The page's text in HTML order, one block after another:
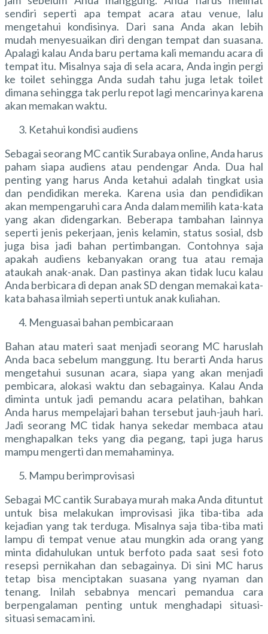
sendiri seperti apa tempat acara atau venue, lalu
mengetahui kondisinya. Dari sana Anda akan lebih
mudah menyesuaikan diri dengan tempat dan suasana.
Apalagi kalau Anda baru pertama kali memandu acara di
tempat itu. Misalnya saja di sela acara, Anda ingin pergi
ke toilet sehingga Anda sudah tahu juga letak toilet
dimana sehingga tak perlu repot lagi mencarinya karena
akan memakan waktu.
Ketahui kondisi audiens
Sebagai seorang MC cantik Surabaya online, Anda harus
paham siapa audiens atau pendengar Anda. Dua hal
penting yang harus Anda ketahui adalah tingkat usia
dan pendidikan mereka. Karena usia dan pendidikan
akan mempengaruhi cara Anda dalam memilih kata-kata
yang akan didengarkan. Beberapa tambahan lainnya
seperti jenis pekerjaan, jenis kelamin, status sosial, dsb
juga bisa jadi bahan pertimbangan. Contohnya saja
apakah audiens kebanyakan orang tua atau remaja
ataukah anak-anak. Dan pastinya akan tidak lucu kalau
Anda berbicara di depan anak SD dengan memakai kata-
kata bahasa ilmiah seperti untuk anak kuliahan.
Menguasai bahan pembicaraan
Bahan atau materi saat menjadi seorang MC haruslah
Anda baca sebelum manggung. Itu berarti Anda harus
mengetahui susunan acara, siapa yang akan menjadi
pembicara, alokasi waktu dan sebagainya. Kalau Anda
diminta untuk jadi pemandu acara pelatihan, bahkan
Anda harus mempelajari bahan tersebut jauh-jauh hari.
Jadi seorang MC tidak hanya sekedar membaca atau
menghapalkan teks yang dia pegang, tapi juga harus
mampu mengerti dan memahaminya.
Mampu berimprovisasi
Sebagai MC cantik Surabaya murah maka Anda dituntut
untuk bisa melakukan improvisasi jika tiba-tiba ada
kejadian yang tak terduga. Misalnya saja tiba-tiba mati
lampu di tempat venue atau mungkin ada orang yang
minta didahulukan untuk berfoto pada saat sesi foto
resepsi pernikahan dan sebagainya. Di sini MC harus
tetap bisa menciptakan suasana yang nyaman dan
tenang. Inilah sebabnya mencari pemandua cara
berpengalaman penting untuk menghadapi situasi-
situasi semacam ini.